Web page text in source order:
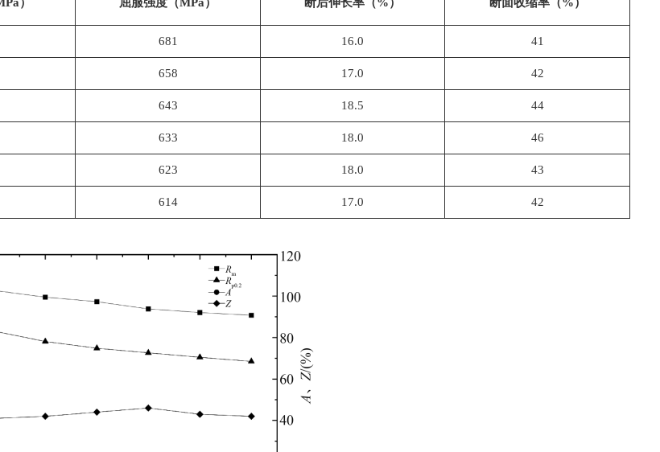
681 16.0 41
658 17.0 42
643 18.5 44
633 18.0 46
623 18.0 43
614 17.0 42